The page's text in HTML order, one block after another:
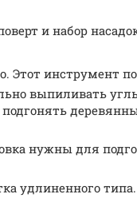
и набор
Этот инструмент
выпиливать
нужны для
удлиненного